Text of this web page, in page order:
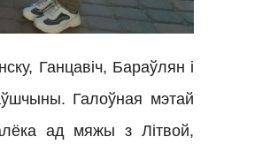
Ганцавіч, Бараўлян і
Галоўная мэтай
ад мяжы з Літвой,